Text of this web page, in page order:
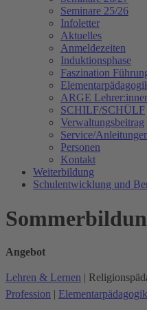
Seminare 25/26
Infoletter
Aktuelles
Anmeldezeiten
Induktionsphase
Faszination
ARGE
SCHILF/SCHÜLF
Verwaltungsbeitrag
Service/
Personen
Kontakt
Weiterbildung
Schulentwicklung und
Angebot
Lehren & Lernen |
Profession | Elementarpädagogik